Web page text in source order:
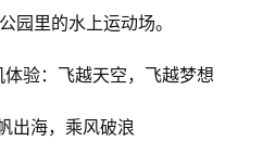
园里的水上运动场。
验：飞越天空，飞越梦想
出海，乘风破浪